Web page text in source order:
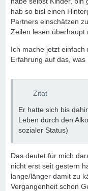
hab so bisl einen
Partners einschätzen
Zeilen lesen überhaupt
Ich mache jetzt
Erfahrung auf das,
Zitat
Er hatte sich bis
Leben durch den
sozialer Status)
Das deutet für mich
nicht erst seit gestern
lange/länger damit zu
Vergangenheit schon